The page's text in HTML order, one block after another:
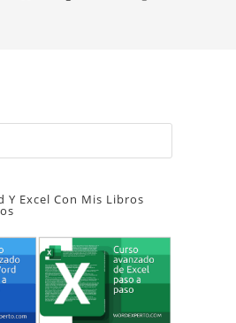
Escape
Y Excel Con Mis Libros